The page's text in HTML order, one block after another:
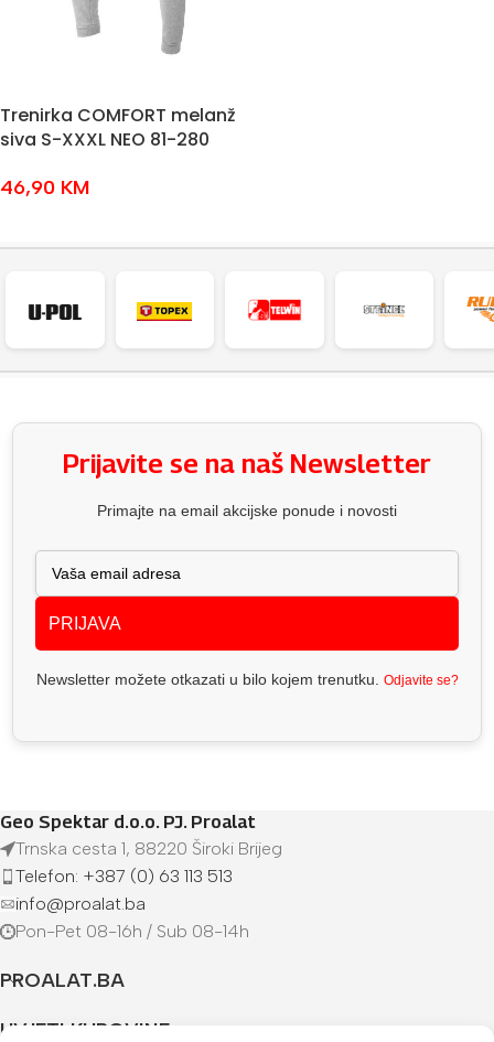
Trenirka COMFORT melanž
siva S-XXXL NEO 81-280
46,90 KM
Prijavite se na naš Newsletter
Primajte na email akcijske ponude i novosti
PRIJAVA
Newsletter možete otkazati u bilo kojem trenutku. Odjavite se?
Geo Spektar d.o.o. PJ. Proalat
Trnska cesta 1, 88220 Široki Brijeg
Telefon: +387 (0) 63 113 513
info@proalat.ba
Pon-Pet 08-16h / Sub 08-14h
PROALAT.BA
UVJETI KUPOVINE